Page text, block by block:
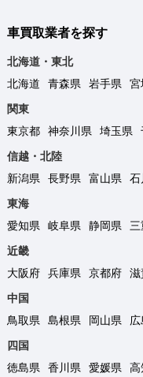
車買取業者を探す
北海道・東北
北海道
青森県 岩手県 宮
関東
東京都
神奈川県 埼玉県
信越・北陸
新潟県
長野県 富山県 石
東海
愛知県
岐阜県 静岡県
三
近畿
大阪府
兵庫県 京都府 滋
中国
鳥取県
島根県 岡山県 広
四国
徳島県
香川県 愛媛県
高